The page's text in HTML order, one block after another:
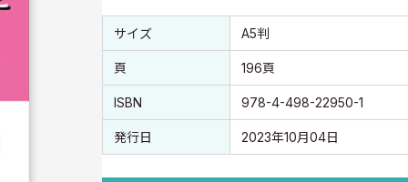
書誌情報
書誌情報
サイズ A5判
頁 196頁
ISBN 978-4-498-22950-1
発行日 2023年10月04日